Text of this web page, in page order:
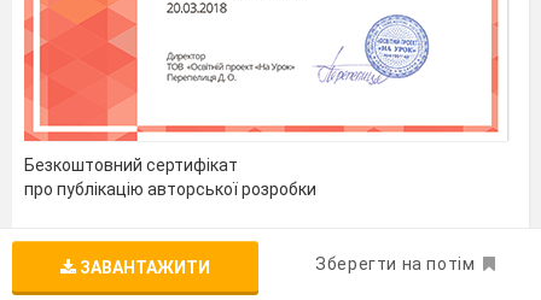
Безкоштовний сертифікат
про публікацію авторської розробки
Щоб отримати, додайте розробку
ЗАВАНТАЖИТИ Зберегти на потім